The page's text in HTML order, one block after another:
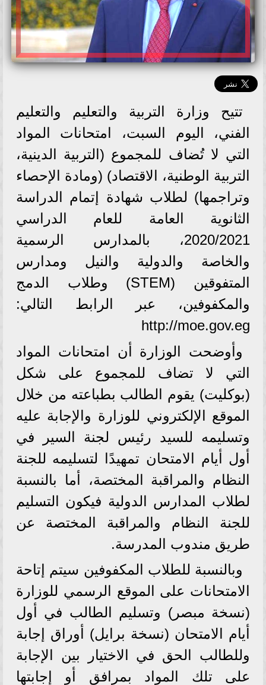
تتيح وزارة التربية والتعليم والتعليم
الفني، اليوم السبت، امتحانات المواد
التي لا تُضاف للمجموع (التربية الدينية،
التربية الوطنية، الاقتصاد) (ومادة الإحصاء
وتراجمها) لطلاب شهادة إتمام الدراسة
الثانوية العامة للعام الدراسي
2020/2021، بالمدارس الرسمية
والخاصة والدولية والنيل ومدارس
المتفوقين (STEM) وطلاب الدمج
والمكفوفين، عبر الرابط التالي:
http://moe.gov.eg
وأوضحت الوزارة أن امتحانات المواد
التي لا تضاف للمجموع على شكل
(بوكليت) يقوم الطالب بطباعته من خلال
الموقع الإلكتروني للوزارة والإجابة عليه
وتسليمه للسيد رئيس لجنة السير في
أول أيام الامتحان تمهيدًا لتسليمه للجنة
النظام والمراقبة المختصة، أما بالنسبة
لطلاب المدارس الدولية فيكون التسليم
للجنة النظام والمراقبة المختصة عن
طريق مندوب المدرسة.
وبالنسبة للطلاب المكفوفين سيتم إتاحة
الامتحانات على الموقع الرسمي للوزارة
(نسخة مبصر) وتسليم الطالب في أول
أيام الامتحان (نسخة برايل) أوراق إجابة
وللطالب الحق في الاختيار بين الإجابة
على تلك المواد بمرافق أو إجابتها